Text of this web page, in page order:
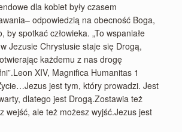
dla kobiet były czasem
odpowiedzią na obecność Boga,
by spotkać człowieka. „To wspaniałe
Jezusie Chrystusie staje się Drogą,
każdemu z nas drogę
XIV, Magnifica Humanitas 1
jest tym, który prowadzi. Jest
dlatego jest Drogą.Zostawia też
wejść, ale też możesz wyjść.Jezus jest